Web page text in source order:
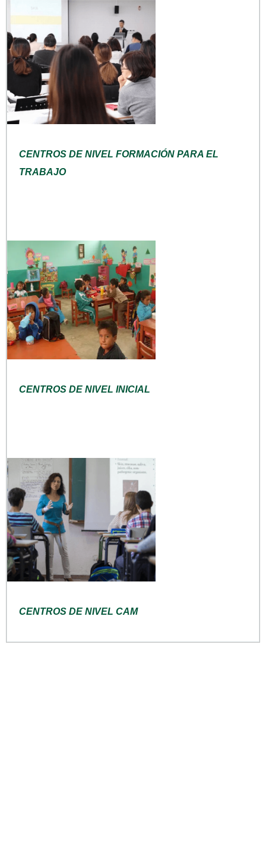
CENTROS DE NIVEL FORMACIÓN PARA EL
TRABAJO
CENTROS DE NIVEL INICIAL
CENTROS DE NIVEL CAM